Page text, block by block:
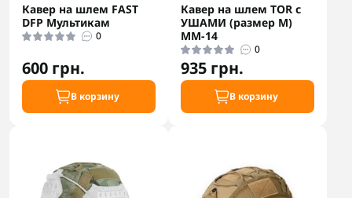
Кавер на шлем FAST
DFP Мультикам
0
600 грн.
В корзину
Кавер на шлем TOR с
УШАМИ (размер M)
ММ-14
0
935 грн.
В корзину